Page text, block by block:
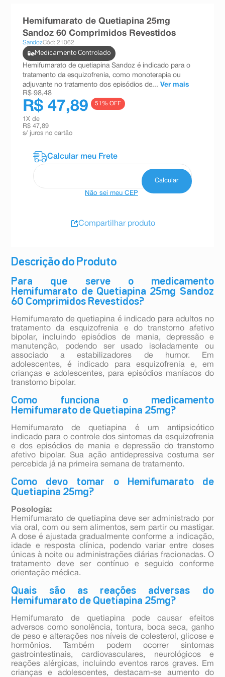
Descrição do Produto
Para que serve o medicamento
Hemifumarato de Quetiapina 25mg Sandoz
60 Comprimidos Revestidos?
Hemifumarato de quetiapina é indicado para adultos no
tratamento da esquizofrenia e do transtorno afetivo
bipolar, incluindo episódios de mania, depressão e
manutenção, podendo ser usado isoladamente ou
associado a estabilizadores de humor. Em
adolescentes, é indicado para esquizofrenia e, em
crianças e adolescentes, para episódios maníacos do
transtorno bipolar.
Como funciona o medicamento
Hemifumarato de Quetiapina 25mg?
Hemifumarato de quetiapina é um antipsicótico
indicado para o controle dos sintomas da esquizofrenia
e dos episódios de mania e depressão do transtorno
afetivo bipolar. Sua ação antidepressiva costuma ser
percebida já na primeira semana de tratamento.
Como devo tomar o Hemifumarato de
Quetiapina 25mg?
Posologia:
Hemifumarato de quetiapina deve ser administrado por
via oral, com ou sem alimentos, sem partir ou mastigar.
A dose é ajustada gradualmente conforme a indicação,
idade e resposta clínica, podendo variar entre doses
únicas à noite ou administrações diárias fracionadas. O
tratamento deve ser contínuo e seguido conforme
orientação médica.
Quais são as reações adversas do
Hemifumarato de Quetiapina 25mg?
Hemifumarato de quetiapina pode causar efeitos
adversos como sonolência, tontura, boca seca, ganho
de peso e alterações nos níveis de colesterol, glicose e
hormônios. Também podem ocorrer sintomas
gastrointestinais, cardiovasculares, neurológicos e
reações alérgicas, incluindo eventos raros graves. Em
crianças e adolescentes, destacam-se aumento do
Hemifumarato de Quetiapina 25mg
Sandoz 60 Comprimidos Revestidos
SandozCód: 21062
Medicamento Controlado
Hemifumarato de quetiapina Sandoz é indicado para o
tratamento da esquizofrenia, como monoterapia ou
adjuvante no tratamento dos episódios de... Ver mais
R$ 98,48
R$ 47,89 51 % OFF
1 X de
R$ 47,89
s/ juros no cartão
Não sei meu CEP
Compartilhar produto
teste gravidez
10ºesmalte